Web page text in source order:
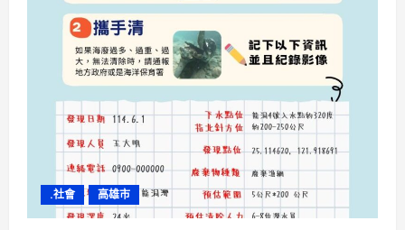
.社會 高雄市